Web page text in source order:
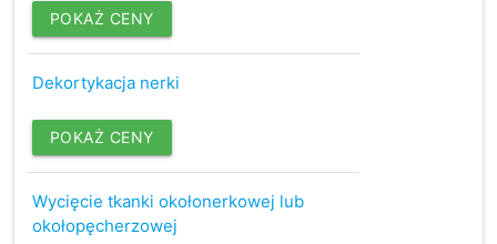
POKAŻ CENY
Dekortykacja nerki
POKAŻ CENY
Wycięcie tkanki okołonerkowej lub
okołopęcherzowej